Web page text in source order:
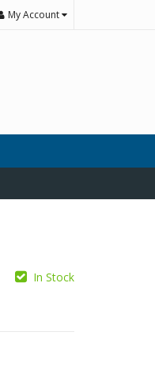
My Account
In Stock